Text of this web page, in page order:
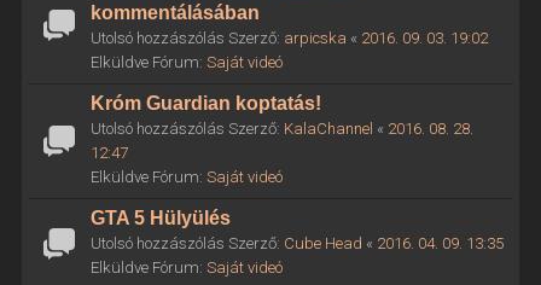
kommentálásában
Utolsó hozzászólás Szerző: arpicska « 2016. 09. 03. 19:02
Elküldve Fórum: Saját videó
Króm Guardian koptatás!
Utolsó hozzászólás Szerző: KalaChannel « 2016. 08. 28.
12:47
Elküldve Fórum: Saját videó
GTA 5 Hülyülés
Utolsó hozzászólás Szerző: Cube Head « 2016. 04. 09. 13:35
Elküldve Fórum: Saját videó